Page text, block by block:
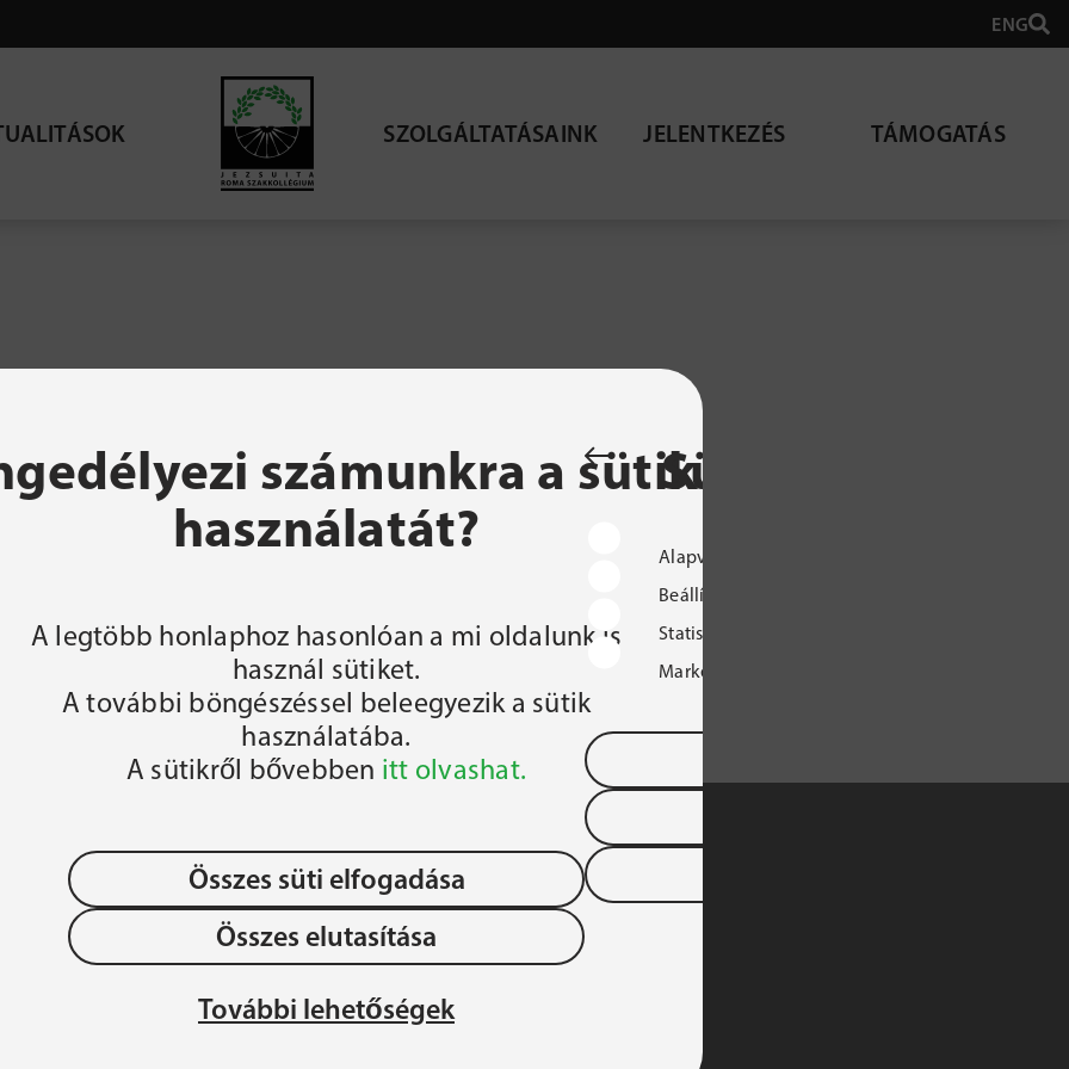
számunkra a sütik
használatát?
A legtöbb honlaphoz hasonlóan a mi oldalunk is
használ sütiket.
A további böngészéssel beleegyezik a sütik
használatába.
A sütikről bővebben itt olvashat.
Összes süti elfogadása
Összes elutasítása
További lehetőségek
Sütibeállítások
Alapvető működést biztosító sütik
Beállításokat tároló sütik
Statisztikai sütik
Marketingcélú sütik
ENG
SZOLGÁLTATÁSAINK JELENTKEZÉS TÁMOGATÁS
oldal nem található
Adatvédelem